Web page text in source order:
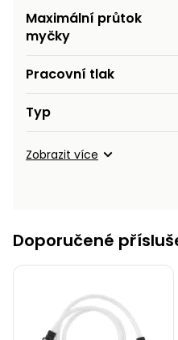
Maximální průtok
myčky
Pracovní tlak
Typ
Zobrazit více
Doporučené